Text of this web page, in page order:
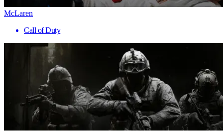
McLaren
Call of Duty